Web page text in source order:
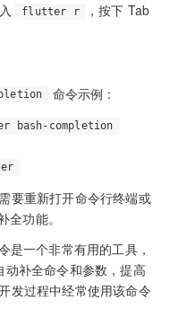
flutter r
，按下 Tab
命令示例：
bash-completion
要重新打开命令行终端或
功能。
是一个非常有用的工具，
补全命令和参数，提高
发过程中经常使用该命令